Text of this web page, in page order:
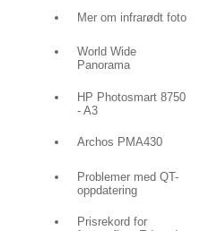
Mer om infrarødt foto
World Wide
Panorama
HP Photosmart 8750
- A3
Archos PMA430
Problemer med QT-
oppdatering
Prisrekord for